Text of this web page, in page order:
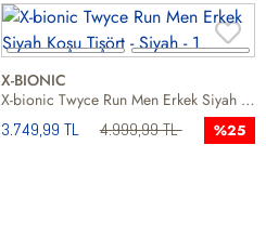
X-BIONIC
X-bionic Twyce Run Men Erkek Siyah Koşu Tişört
3.749,99 TL 4.999,99 TL %25